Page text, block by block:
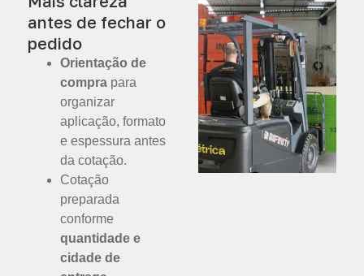
antes de fechar o
pedido
Orientação de
compra para
organizar
aplicação, formato
e espessura antes
da cotação.
Cotação
preparada
conforme
quantidade e
cidade de